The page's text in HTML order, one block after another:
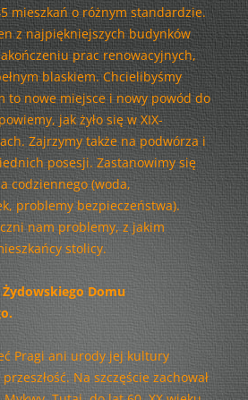
mieszkań o różnym standardzie.
z najpiękniejszych budynków
prac renowacyjnych,
blaskiem. Chcielibyśmy
to nowe miejsce i nowy powód do
jak żyło się w XIX-
Zajrzymy także na podwórza i
posesji. Zastanowimy się
codziennego (woda,
problemy bezpieczeństwa).
nam problemy, z jakim
stolicy.
Domu
Pragi ani urody jej kultury
Na szczęście zachował